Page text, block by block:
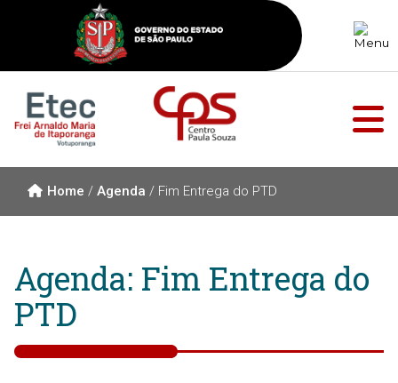
Home / Agenda / Fim Entrega do PTD
Agenda: Fim Entrega do
PTD